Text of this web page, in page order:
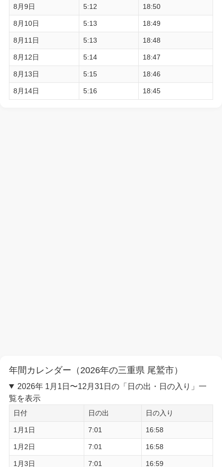
8月9日 5:12 18:50
8月10日 5:13 18:49
8月11日 5:13 18:48
8月12日 5:14 18:47
8月13日 5:15 18:46
8月14日 5:16 18:45
年間カレンダー（2026年の三重県 尾鷲市）
2026年 1月1日〜12月31日の「日の出・日の入り」一
覧を表示
日付 日の出 日の入り
1月1日 7:01 16:58
1月2日 7:01 16:58
1月3日 7:01 16:59